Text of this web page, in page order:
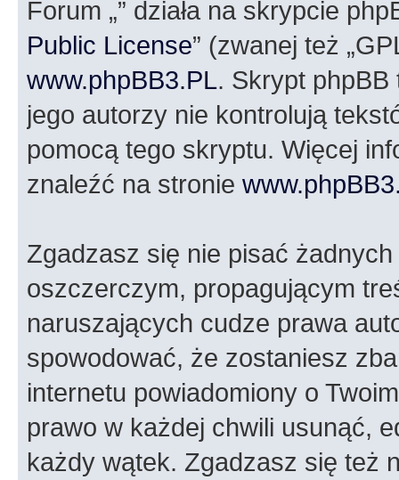
Forum „” działa na skrypcie
Public License” (zwanej też
www.phpBB3.PL. Skrypt phpBB
jego autorzy nie kontrolują
pomocą tego skryptu. Więcej
znaleźć na stronie
Zgadzasz się nie pisać
oszczerczym, propagującym
naruszających cudze prawa
spowodować, że zostaniesz
internetu powiadomiony o
prawo w każdej chwili usunąć,
każdy wątek. Zgadzasz się też